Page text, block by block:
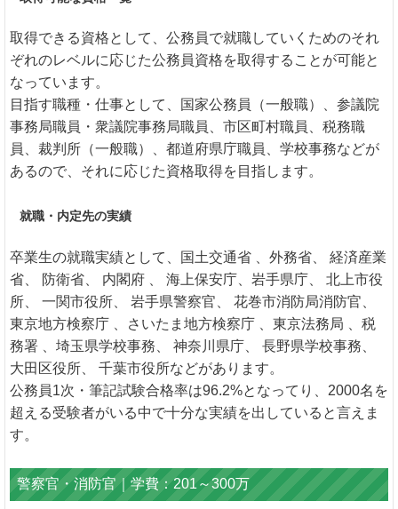
取得できる資格として、公務員で就職していくためのそれ
ぞれのレベルに応じた公務員資格を取得することが可能と
なっています。
目指す職種・仕事として、国家公務員（一般職）、参議院
事務局職員・衆議院事務局職員、市区町村職員、税務職
員、裁判所（一般職）、都道府県庁職員、学校事務などが
あるので、それに応じた資格取得を目指します。
就職・内定先の実績
卒業生の就職実績として、国土交通省 、外務省、 経済産業
省、 防衛省、 内閣府 、 海上保安庁、岩手県庁、 北上市役
所、 一関市役所、 岩手県警察官、 花巻市消防局消防官、
東京地方検察庁 、さいたま地方検察庁 、東京法務局 、税
務署 、埼玉県学校事務、 神奈川県庁、 長野県学校事務、
大田区役所、 千葉市役所などがあります。
公務員1次・筆記試験合格率は96.2%となってり、2000名を
超える受験者がいる中で十分な実績を出していると言えま
す。
警察官・消防官｜学費：201～300万